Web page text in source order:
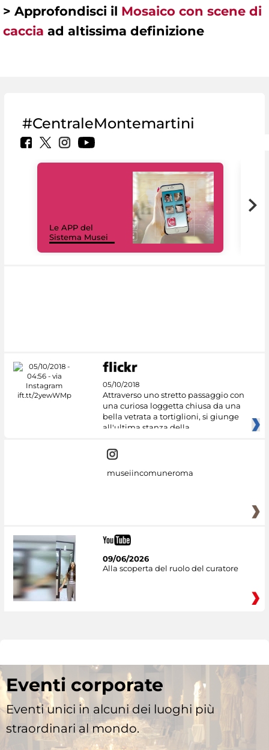
> Approfondisci il Mosaico con scene di
caccia ad altissima definizione
#CentraleMontemartini
Le APP del
Sistema Musei
05/10/2018
Attraverso uno stretto passaggio con
una curiosa loggetta chiusa da una
bella vetrata a tortiglioni, si giunge
all'ultima stanza della
museiincomuneroma
09/06/2026
Alla scoperta del ruolo del curatore
Eventi corporate
Eventi unici in alcuni dei luoghi più
straordinari al mondo.